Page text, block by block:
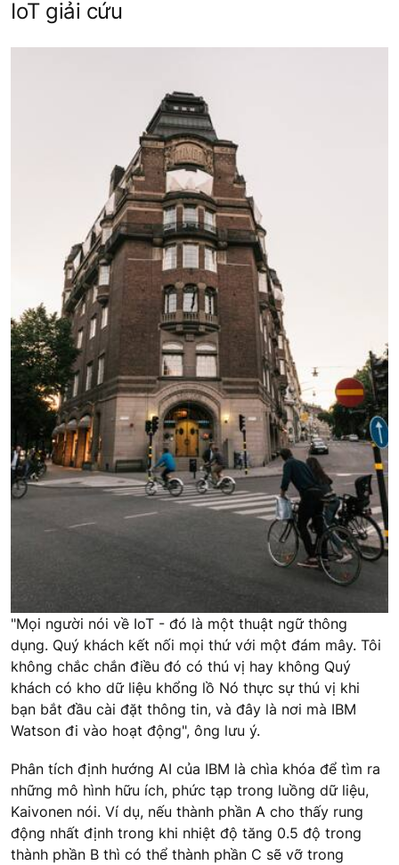
IoT giải cứu
"Mọi người nói về IoT - đó là một thuật ngữ thông
dụng. Quý khách kết nối mọi thứ với một đám mây. Tôi
không chắc chắn điều đó có thú vị hay không Quý
khách có kho dữ liệu khổng lồ Nó thực sự thú vị khi
bạn bắt đầu cài đặt thông tin, và đây là nơi mà IBM
Watson đi vào hoạt động", ông lưu ý.
Phân tích định hướng AI của IBM là chìa khóa để tìm ra
những mô hình hữu ích, phức tạp trong luồng dữ liệu,
Kaivonen nói. Ví dụ, nếu thành phần A cho thấy rung
động nhất định trong khi nhiệt độ tăng 0.5 độ trong
thành phần B thì có thể thành phần C sẽ vỡ trong